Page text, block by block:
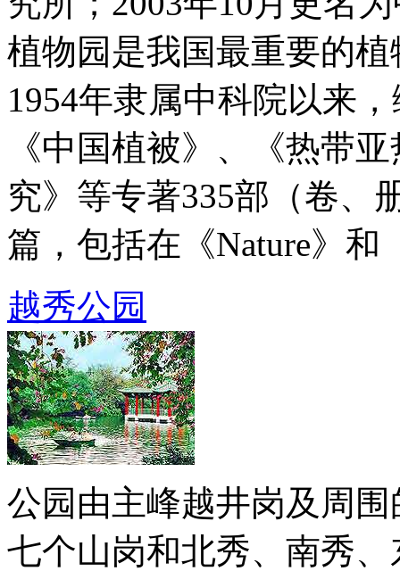
植物园是我国最重要的
1954年隶属中科院以来
《中国植被》、《热带
究》等专著335部（卷、
篇，包括在《Nature》和
越秀公园
公园由主峰越井岗及周
七个山岗和北秀、南秀